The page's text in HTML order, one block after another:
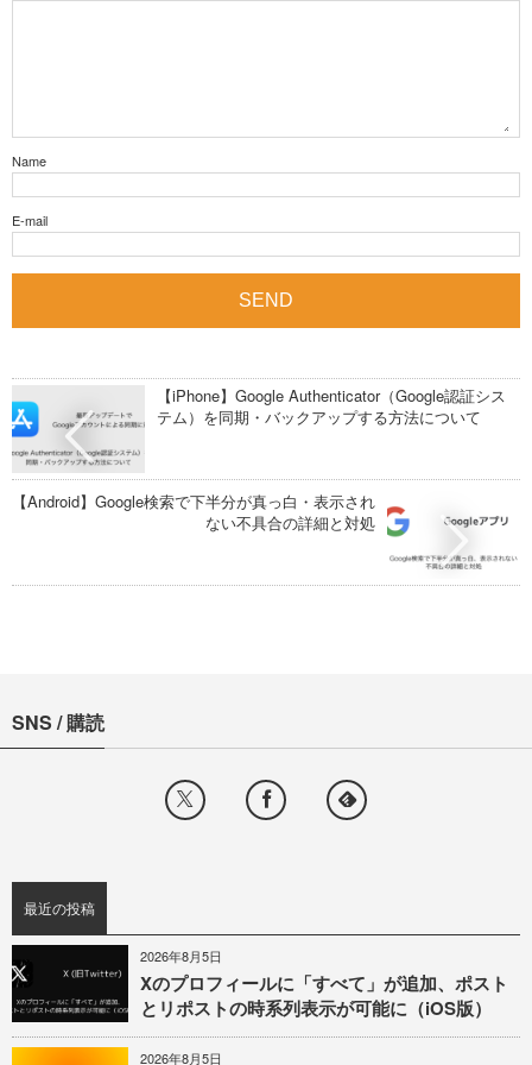
Name
E-mail
【iPhone】Google Authenticator（Google認証シス
テム）を同期・バックアップする方法について
【Android】Google検索で下半分が真っ白・表示され
ない不具合の詳細と対処
SNS / 購読
最近の投稿
2026年8月5日
Xのプロフィールに「すべて」が追加、ポスト
とリポストの時系列表示が可能に（iOS版）
2026年8月5日